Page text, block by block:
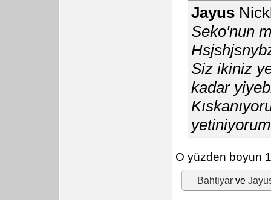
Jayus
Seko'nun
Siz ikiniz
kadar
O yüzden boyun
Bahtiyar ve